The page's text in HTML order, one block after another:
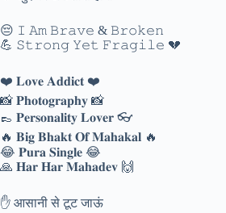
😔 𝙸 𝙰𝚖 𝙱𝚛𝚊𝚟𝚎 & 𝙱𝚛𝚘𝚔𝚎𝚗
💪 𝚂𝚝𝚛𝚘𝚗𝚐 𝚈𝚎𝚝 𝙵𝚛𝚊𝚐𝚒𝚕𝚎 💔
❤️ 𝐋𝐨𝐯𝐞 𝐀𝐝𝐝𝐢𝐜𝐭 ❤️
📸 𝐏𝐡𝐨𝐭𝐨𝐠𝐫𝐚𝐩𝐡𝐲 📸
👞 𝐏𝐞𝐫𝐬𝐨𝐧𝐚𝐥𝐢𝐭𝐲 𝐋𝐨𝐯𝐞𝐫 👓
🔥 𝐁𝐢𝐠 𝐁𝐡𝐚𝐤𝐭 𝐎𝐟 𝐌𝐚𝐡𝐚𝐤𝐚𝐥 🔥
😂 𝐏𝐮𝐫𝐚 𝐒𝐢𝐧𝐠𝐥𝐞 😂
🙏 𝐇𝐚𝐫 𝐇𝐚𝐫 𝐌𝐚𝐡𝐚𝐝𝐞𝐯 🙌
✋ आसानी से टूट जाऊं